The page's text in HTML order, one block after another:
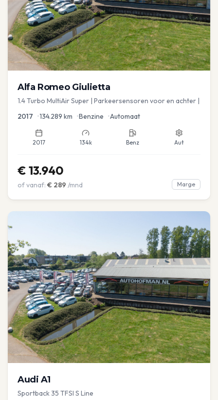
Alfa Romeo Giulietta
1.4 Turbo MultiAir Super | Parkeersensoren voor en achter |
2017 •134.289 km •Benzine •Automaat
2017 134k Benz Aut
€ 13.940
of vanaf: € 289 /mnd Marge
Audi A1
Sportback 35 TFSI S Line